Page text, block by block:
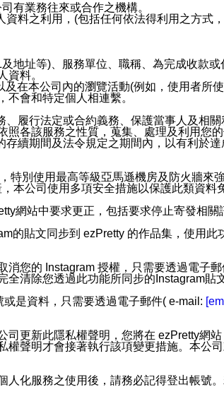
有業務往來或合作之機構。
料之利用，(包括任何依法得利用之方式
地址等)、服務單位、職稱、為完成收款
資料。
在本公司內的瀏覽活動(例如，使用者所
會和特定個人相連繫。
履行法定或合約義務、保護當事人及相
各該服務之性質，蒐集、處理及利用您的
續期間及法令規定之期間內，以有利於
別使用最高等級亞馬遜機房及防火牆來
公司使用多項安全措施以保護此類資料
網站中要求更正，包括要求停止寄發相關
的貼文同步到 ezPretty 的作品集，使用
您的 Instagram 授權，只需要透過電子
清除您透過此功能所同步的Instagram貼文
是資料，只需要透過電子郵件( e-mail:
更新此隱私權聲明，您將在 ezPretty網
聲明才會接著執行該項變更措施。本公
化服務之使用後，請務必記得登出帳號